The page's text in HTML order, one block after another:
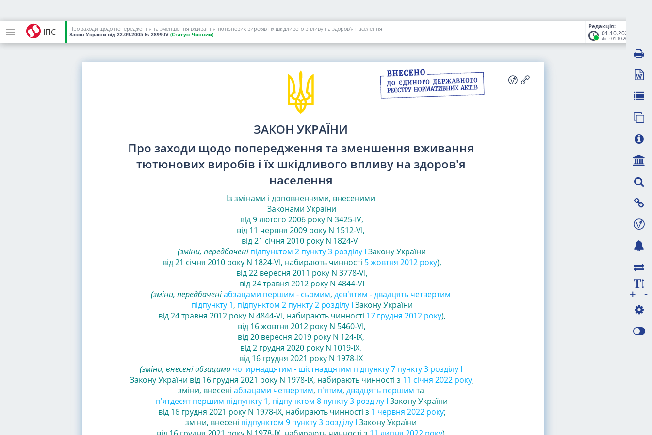
ІПС
Редакція:
01.10.2025
Діє з 01.10.2025
Про заходи щодо попередження та зменшення вживання тютюнових виробів і їх шкідливого впливу на здоров'я населення
Закон України від 22.09.2005 № 2899-IV (Статус: Чинний)
ЗАКОН УКРАЇНИ
Про заходи щодо попередження та зменшення вживання
тютюнових виробів і їх шкідливого впливу на здоров'я
населення
Із змінами і доповненнями, внесеними
Законами України
від 9 лютого 2006 року N 3425-IV,
від 11 червня 2009 року N 1512-VI,
від 21 січня 2010 року N 1824-VI
(зміни, передбачені підпунктом 2 пункту 3 розділу I Закону України
від 21 січня 2010 року N 1824-VI, набирають чинності 5 жовтня 2012 року),
від 22 вересня 2011 року N 3778-VI,
від 24 травня 2012 року N 4844-VI
(зміни, передбаченіабзацами першим - сьомим, дев'ятим - двадцять четвертим
підпункту 1, підпунктом 2 пункту 2 розділу І Закону України
від 24 травня 2012 року N 4844-VI, набирають чинності 17 грудня 2012 року),
від 16 жовтня 2012 року N 5460-VI,
від 20 вересня 2019 року N 124-IX,
від 2 грудня 2020 року N 1019-IX,
від 16 грудня 2021 року N 1978-IX
(зміни, внесені абзацами чотирнадцятим - шістнадцятим підпункту 7 пункту 3 розділу I
Закону України від 16 грудня 2021 року N 1978-IX, набирають чинності з 11 січня 2022 року;
зміни, внесені абзацами четвертим, п'ятим, двадцять першим та
п'ятдесят першим підпункту 1, підпунктом 8 пункту 3 розділу I Закону України
від 16 грудня 2021 року N 1978-IX, набирають чинності з 1 червня 2022 року;
зміни, внесені підпунктом 9 пункту 3 розділу I Закону України
-
+